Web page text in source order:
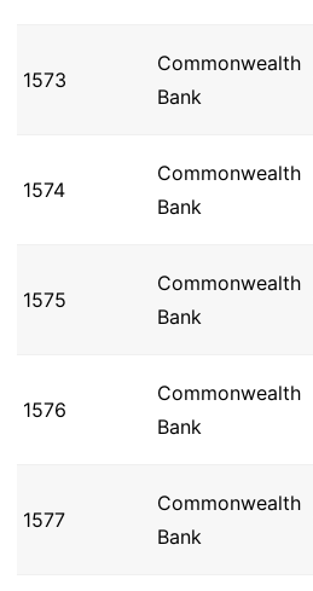
1573
Commonwealth
Bank
1574
Commonwealth
Bank
1575
Commonwealth
Bank
1576
Commonwealth
Bank
1577
Commonwealth
Bank